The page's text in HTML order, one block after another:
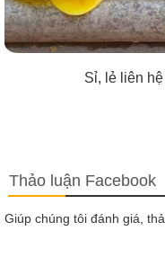
Sỉ, lẻ liên
Thảo luận Facebook
Giúp chúng tôi đánh giá,